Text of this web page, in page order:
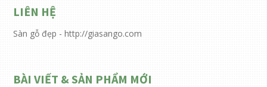
LIÊN HỆ
Sàn gỗ đẹp - http://giasango.com
BÀI VIẾT & SẢN PHẨM MỚI